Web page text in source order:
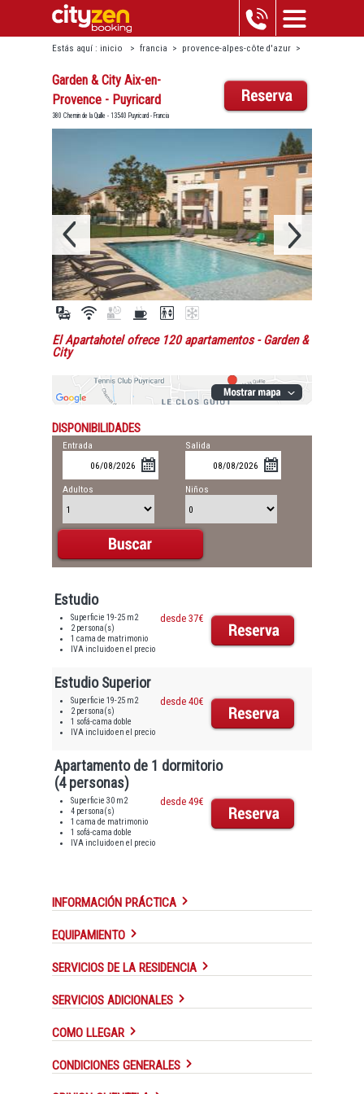
Estás aquí : inicio > francia > provence-alpes-côte d'azur >
puyricard > garden & city aix-en-provence - puyricard
Garden & City Aix-en-
Provence - Puyricard
380 Chemin de la Quille - 13540 Puyricard - Francia
El Apartahotel ofrece 120 apartamentos- Garden &
City
DISPONIBILIDADES
Entrada Salida
Adultos Niños
Estudio
Superficie 19-25 m2
2 persona(s)
1 cama de matrimonio
IVA incluido en el precio
desde 37€
Estudio Superior
Superficie 19-25 m2
2 persona(s)
1 sofá-cama doble
IVA incluido en el precio
desde 40€
Apartamento de 1 dormitorio
(4 personas)
Superficie 30 m2
4 persona(s)
1 cama de matrimonio
1 sofá-cama doble
IVA incluido en el precio
desde 49€
INFORMACIÓN PRÁCTICA
EQUIPAMIENTO
SERVICIOS DE LA RESIDENCIA
SERVICIOS ADICIONALES
COMO LLEGAR
CONDICIONES GENERALES